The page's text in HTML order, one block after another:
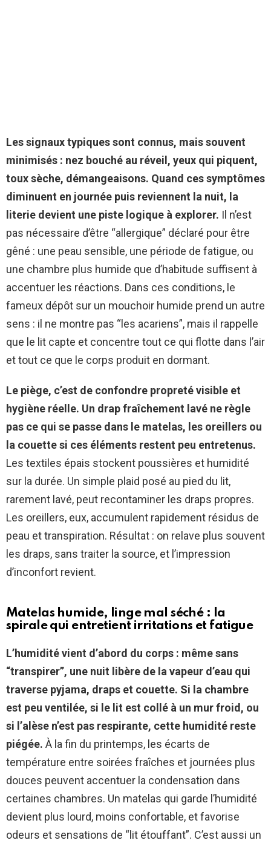
Les signaux typiques sont connus, mais souvent
minimisés : nez bouché au réveil, yeux qui piquent,
toux sèche, démangeaisons. Quand ces symptômes
diminuent en journée puis reviennent la nuit, la
literie devient une piste logique à explorer. Il n’est
pas nécessaire d’être “allergique” déclaré pour être
gêné : une peau sensible, une période de fatigue, ou
une chambre plus humide que d’habitude suffisent à
accentuer les réactions. Dans ces conditions, le
fameux dépôt sur un mouchoir humide prend un autre
sens : il ne montre pas “les acariens”, mais il rappelle
que le lit capte et concentre tout ce qui flotte dans l’air
et tout ce que le corps produit en dormant.
Le piège, c’est de confondre propreté visible et
hygiène réelle. Un drap fraîchement lavé ne règle
pas ce qui se passe dans le matelas, les oreillers ou
la couette si ces éléments restent peu entretenus.
Les textiles épais stockent poussières et humidité
sur la durée. Un simple plaid posé au pied du lit,
rarement lavé, peut recontaminer les draps propres.
Les oreillers, eux, accumulent rapidement résidus de
peau et transpiration. Résultat : on relave plus souvent
les draps, sans traiter la source, et l’impression
d’inconfort revient.
Matelas humide, linge mal séché : la
spirale qui entretient irritations et fatigue
L’humidité vient d’abord du corps : même sans
“transpirer”, une nuit libère de la vapeur d’eau qui
traverse pyjama, draps et couette. Si la chambre
est peu ventilée, si le lit est collé à un mur froid, ou
si l’alèse n’est pas respirante, cette humidité reste
piégée. À la fin du printemps, les écarts de
température entre soirées fraîches et journées plus
douces peuvent accentuer la condensation dans
certaines chambres. Un matelas qui garde l’humidité
devient plus lourd, moins confortable, et favorise
odeurs et sensations de “lit étouffant”. C’est aussi un